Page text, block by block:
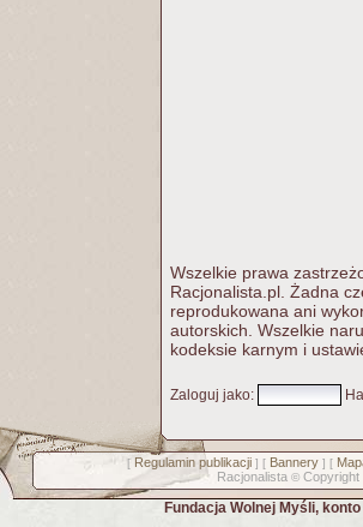
Wszelkie prawa
Racjonalista.pl. Żadna
reprodukowana ani
autorskich. Wszelkie
kodeksie karnym i
Zaloguj jako:
[ Regulamin publikacji] [ Bannery] [
Racjonalista © Copyright
Fundacja Wolnej Myśli,